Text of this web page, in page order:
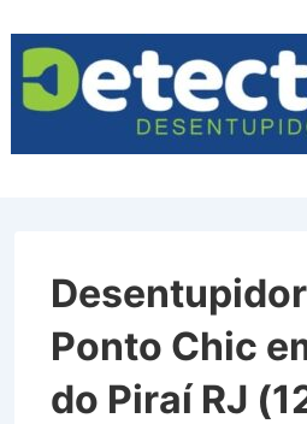
para
Conteúdo
Ponto Chic
do Piraí RJ